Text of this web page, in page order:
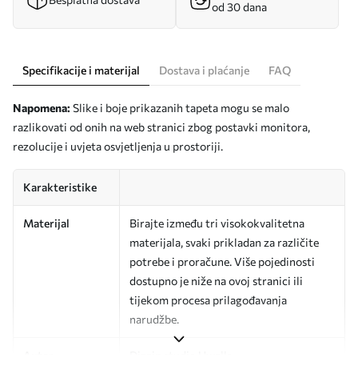
od 30 dana
Specifikacije i materijal Dostava i plaćanje FAQ
Napomena: Slike i boje prikazanih tapeta mogu se malo
razlikovati od onih na web stranici zbog postavki monitora,
rezolucije i uvjeta osvjetljenja u prostoriji.
Karakteristike
Materijal
Birajte između tri visokokvalitetna
materijala, svaki prikladan za različite
potrebe i proračune. Više pojedinosti
dostupno je niže na ovoj stranici ili
tijekom procesa prilagođavanja
narudžbe.